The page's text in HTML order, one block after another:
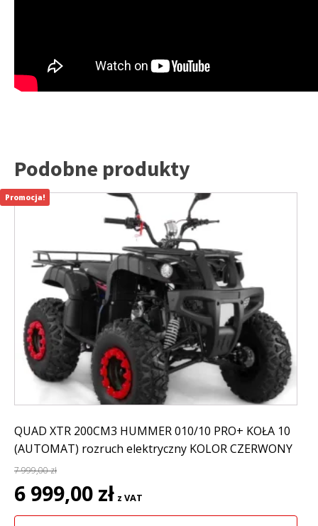
Podobne produkty
QUAD XTR 200CM3 HUMMER 010/10 PRO+ KOŁA 10
(AUTOMAT) rozruch elektryczny KOLOR CZERWONY
7 999,00zł
Pierwotna
cena
wynosiła:
6 999,00 zł cena
wynosi:
z VAT
Promocja!